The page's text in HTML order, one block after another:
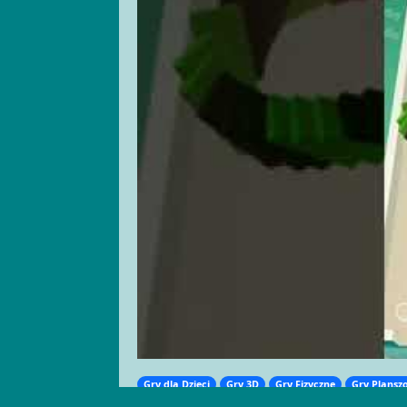
Gry dla Dzieci Gry 3D Gry Fizyczne Gry